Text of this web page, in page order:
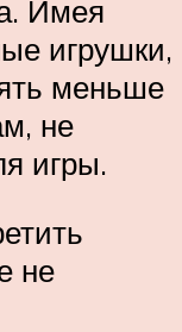
Имея
игрушки,
меньше
не
игры.
не